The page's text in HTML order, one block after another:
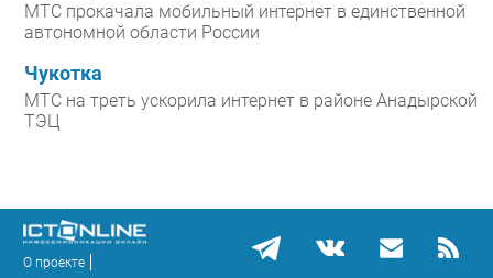
МТС прокачала мобильный интернет в единственной
автономной области России
Чукотка
МТС на треть ускорила интернет в районе Анадырской
ТЭЦ
О проекте